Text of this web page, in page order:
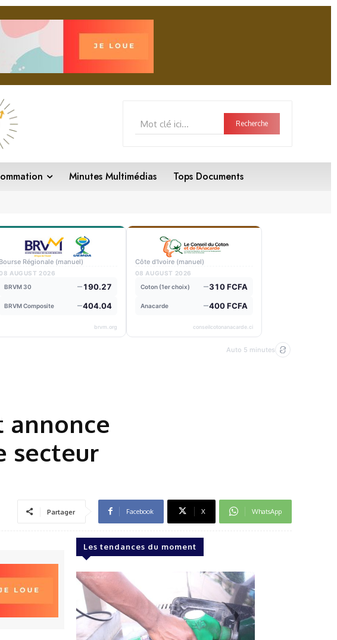
Mot clé ici... Recherche
Minutes Multimédias Tops Documents
Bourse Régionale (manuel)
08 AUGUST 2026
BRVM 30
190.27
BRVM Composite 404.04
brvm.org
Côte d'Ivoire (manuel)
08 AUGUST 2026
Coton (1er choix)
310 FCFA
Anacarde 400 FCFA
conseilcotonanacarde.ci
Auto 5 minutes
annonce
secteur
Partager Facebook X WhatsApp
Les tendances du moment